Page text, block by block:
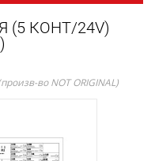
(5 КОНТ/24V)
во NOT ORIGINAL)